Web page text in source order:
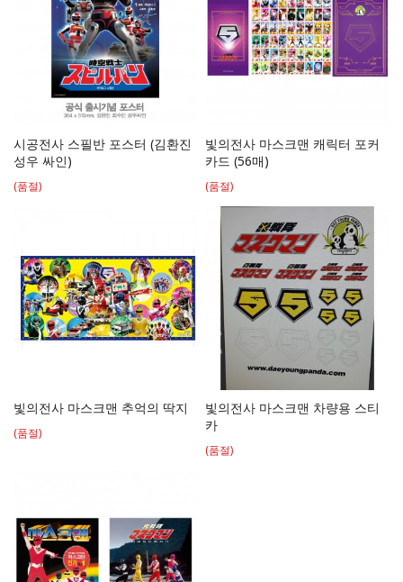
시공전사 스필반 포스터 (김환진
성우 싸인)
(품절)
빛의전사 마스크맨 캐릭터 포커
카드 (56매)
(품절)
빛의전사 마스크맨 추억의 딱지
(품절)
빛의전사 마스크맨 차량용 스티
카
(품절)